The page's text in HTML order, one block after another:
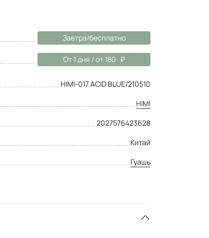
Завтра/бесплатно
От 1 дня / от 180
HIMI-017 ACID BLUE/210510
HIMI
2027576423628
Китай
Гуашь